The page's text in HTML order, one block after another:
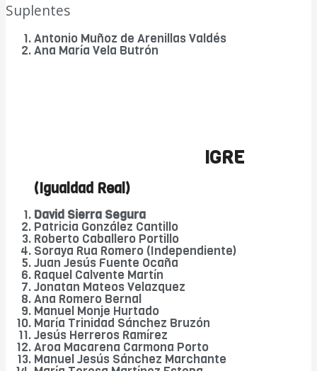
Suplentes
Antonio Muñoz de Arenillas Valdés
Ana María Vela Butrón
IGRE
(Igualdad Real)
David Sierra Segura
Patricia González Cantillo
Roberto Caballero Portillo
Soraya Rua Romero (Independiente)
Juan Jesús Fuente Ocaña
Raquel Calvente Martín
Jonatan Mateos Velazquez
Ana Romero Bernal
Manuel Monje Hurtado
María Trinidad Sánchez Bruzón
Jesús Herreros Ramírez
Aroa Macarena Carmona Porto
Manuel Jesús Sánchez Marchante